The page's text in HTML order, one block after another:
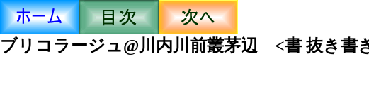
ブリコラージュ@川内川前叢茅辺 <書 抜き書